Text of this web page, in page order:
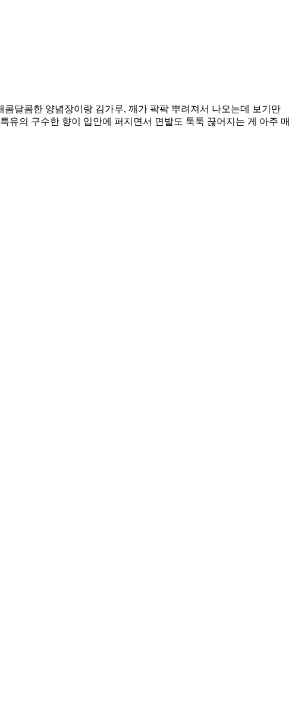
달콤한 양념장이랑 김가루, 깨가 팍팍 뿌려져서 나오는데 보기만
유의 구수한 향이 입안에 퍼지면서 면발도 툭툭 끊어지는 게 아주 매